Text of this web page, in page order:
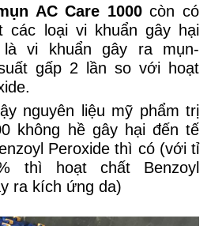
AC Care 1000còn có
các loại vi khuẩn gây hại
vi khuẩn gây ra mụn-
gấp 2 lần so với hoạt
nguyên liệu mỹ phẩm trị
không hề gây hại đến tế
Peroxide thì có (với tỉ
thì hoạt chất Benzoyl
ra kích ứng da)